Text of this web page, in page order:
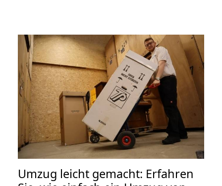
Umzug leicht gemacht: Erfahren